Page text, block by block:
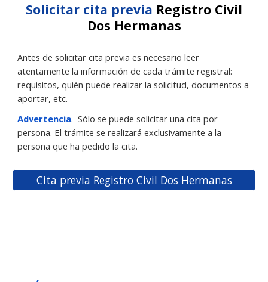
Solicitar cita previa Registro Civil
Dos Hermanas
Antes de solicitar cita previa es necesario leer
atentamente la información de cada trámite registral:
requisitos, quién puede realizar la solicitud, documentos a
aportar, etc.
Advertencia. Sólo se puede solicitar una cita por
persona. El trámite se realizará exclusivamente a la
persona que ha pedido la cita.
Cita previa Registro Civil Dos Hermanas